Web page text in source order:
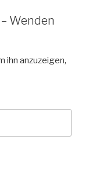
Wenden
ihn anzuzeigen,